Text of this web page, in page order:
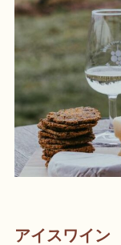
アイスワイン